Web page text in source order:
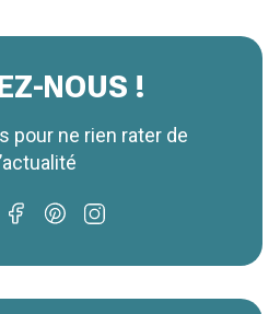
NOUS !
pour ne rien rater de